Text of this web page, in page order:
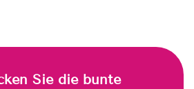
Sie die bunte